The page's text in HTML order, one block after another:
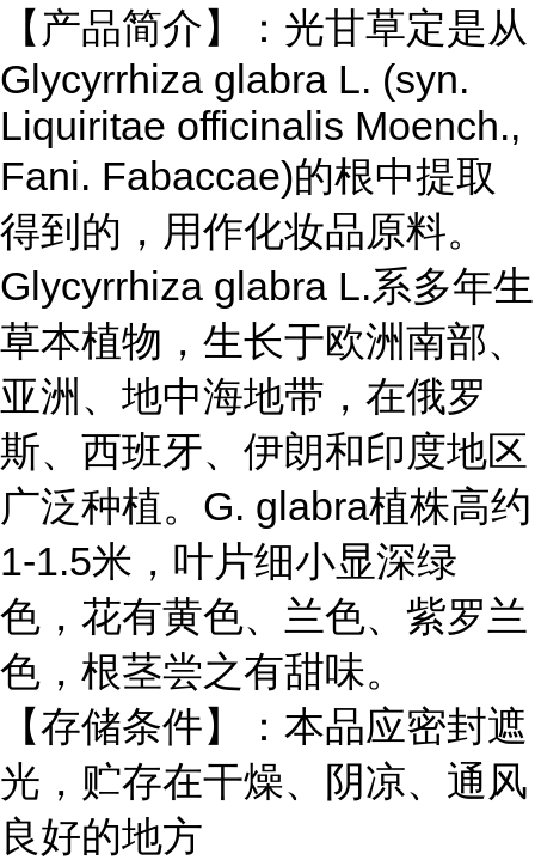
【产品简介】：光甘草定是从
Glycyrrhiza glabra L. (syn.
Liquiritae officinalis Moench.,
Fani. Fabaccae)的根中提取
得到的，用作化妆品原料。
Glycyrrhiza glabra L.系多年生
草本植物，生长于欧洲南部、
亚洲、地中海地带，在俄罗
斯、西班牙、伊朗和印度地区
广泛种植。G. glabra植株高约
1-1.5米，叶片细小显深绿
色，花有黄色、兰色、紫罗兰
色，根茎尝之有甜味。
【存储条件】：本品应密封遮
光，贮存在干燥、阴凉、通风
良好的地方